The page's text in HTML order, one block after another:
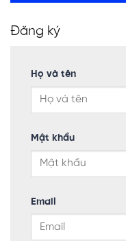
Đăng ký
Họ và tên
Mật khẩu
Email